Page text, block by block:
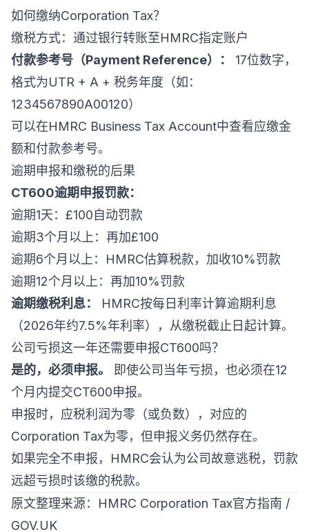
如何缴纳Corporation Tax？
缴税方式：通过银行转账至HMRC指定账户
付款参考号（Payment Reference）：
17位数字，
格式为UTR + A + 税务年度（如：
1234567890A00120）
可以在HMRC Business Tax Account中查看应缴金
额和付款参考号。
逾期申报和缴税的后果
CT600逾期申报罚款：
逾期1天：£100自动罚款
逾期3个月以上：再加£100
逾期6个月以上：HMRC估算税款，加收10%罚款
逾期12个月以上：再加10%罚款
逾期缴税利息：
HMRC按每日利率计算逾期利息
（2026年约7.5%年利率），从缴税截止日起计算。
公司亏损这一年还需要申报CT600吗？
是的，必须申报。
即使公司当年亏损，也必须在12
个月内提交CT600申报。
申报时，应税利润为零（或负数），对应的
Corporation Tax为零，但申报义务仍然存在。
如果完全不申报，HMRC会认为公司故意逃税，罚款
远超亏损时该缴的税款。
原文整理来源：HMRC Corporation Tax官方指南 /
GOV.UK